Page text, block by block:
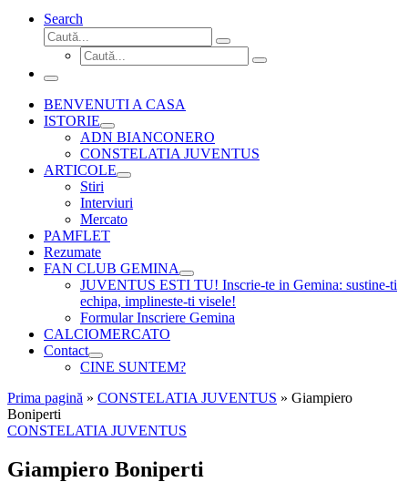
Search
Căutare
Caută...
Căutare
Caută...
Meniu
BENVENUTI A CASA
ISTORIE
ADN BIANCONERO
CONSTELATIA JUVENTUS
ARTICOLE
Stiri
Interviuri
Mercato
PAMFLET
Rezumate
FAN CLUB GEMINA
JUVENTUS ESTI TU! Inscrie-te in Gemina: sustine-ti
echipa, implineste-ti visele!
Formular Inscriere Gemina
CALCIOMERCATO
Contact
CINE SUNTEM?
Prima pagină » CONSTELATIA JUVENTUS » Giampiero
Boniperti
CONSTELATIA JUVENTUS
Giampiero Boniperti